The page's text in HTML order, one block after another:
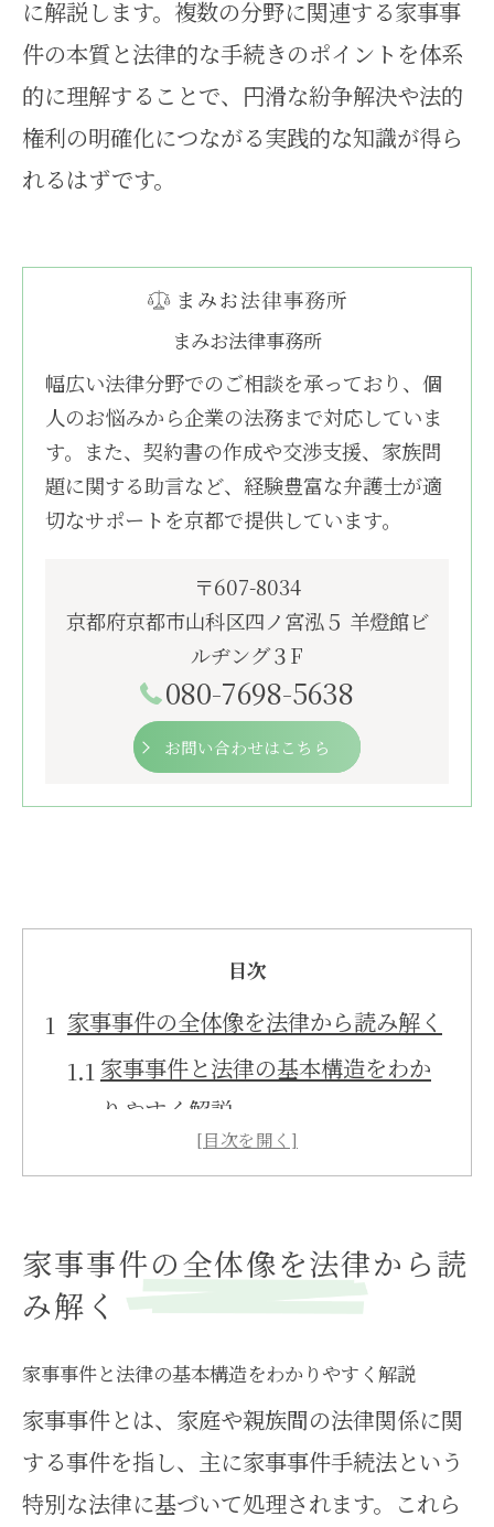
に解説します。複数の分野に関連する家事事
件の本質と法律的な手続きのポイントを体系
的に理解することで、円滑な紛争解決や法的
権利の明確化につながる実践的な知識が得ら
れるはずです。
まみお法律事務所
幅広い法律分野でのご相談を承っており、個
人のお悩みから企業の法務まで対応していま
す。また、契約書の作成や交渉支援、家族問
題に関する助言など、経験豊富な弁護士が適
切なサポートを京都で提供しています。
〒607-8034
京都府京都市山科区四ノ宮泓５ 羊燈館ビ
ルヂング３F
080-7698-5638
お問い合わせはこちら
目次
家事事件の全体像を法律から読み解く
家事事件と法律の基本構造をわか
りやすく解説
家事事件は簡単にどう理解すべき
家事事件手続法の枠組みと全体像
の把握方法
徴と留意点
家事事件の分類と公益性・私益性
の違いを学ぶ
別表第1と第2で異なる家事事件の手続
家事事件の全体像を法律から読
み解く
家事事件と法律の基本構造をわかりやすく解説
家事事件とは、家庭や親族間の法律関係に関
する事件を指し、主に家事事件手続法という
特別な法律に基づいて処理されます。これら